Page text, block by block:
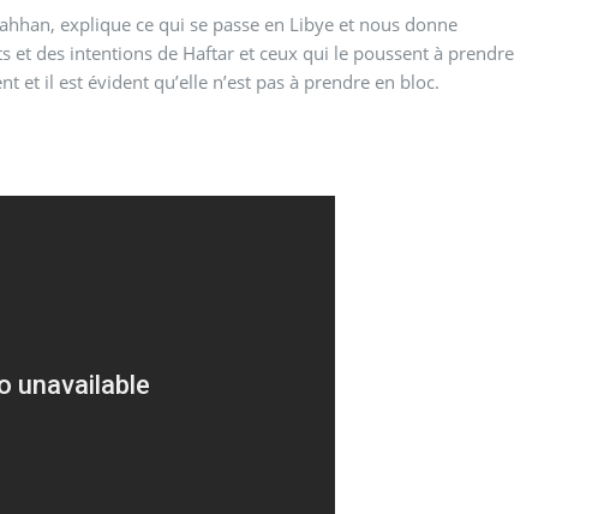
explique ce qui se passe en Libye et nous donne
et des intentions de Haftar et ceux qui le poussent à prendre
et il est évident qu’elle n’est pas à prendre en bloc.